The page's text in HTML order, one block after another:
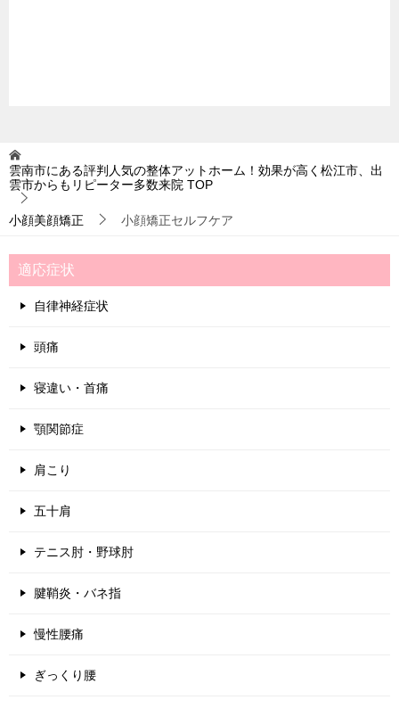
雲南市にある評判人気の整体アットホーム！効果が高く松江市、出
雲市からもリピーター多数来院 TOP
小顔美顔矯正 小顔矯正セルフケア
適応症状
自律神経症状
頭痛
寝違い・首痛
顎関節症
肩こり
五十肩
テニス肘・野球肘
腱鞘炎・バネ指
慢性腰痛
ぎっくり腰